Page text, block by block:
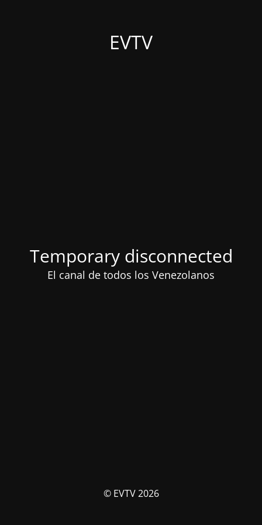
EVTV
Temporary disconnected
El canal de todos los Venezolanos
© EVTV 2026